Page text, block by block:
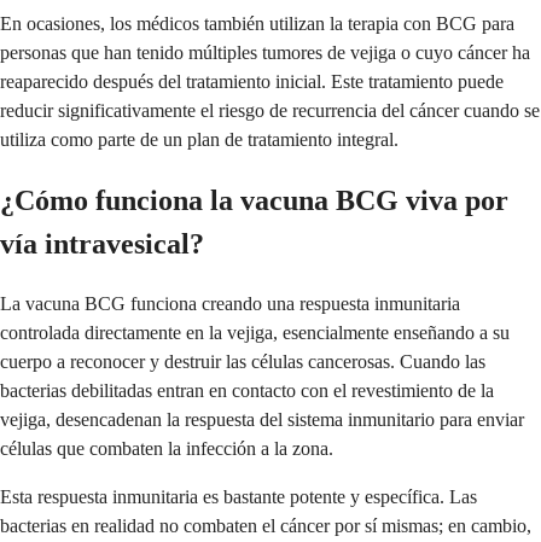
En ocasiones, los médicos también utilizan la terapia con BCG para
personas que han tenido múltiples tumores de vejiga o cuyo cáncer ha
reaparecido después del tratamiento inicial. Este tratamiento puede
reducir significativamente el riesgo de recurrencia del cáncer cuando se
utiliza como parte de un plan de tratamiento integral.
¿Cómo funciona la vacuna BCG viva por
vía intravesical?
La vacuna BCG funciona creando una respuesta inmunitaria
controlada directamente en la vejiga, esencialmente enseñando a su
cuerpo a reconocer y destruir las células cancerosas. Cuando las
bacterias debilitadas entran en contacto con el revestimiento de la
vejiga, desencadenan la respuesta del sistema inmunitario para enviar
células que combaten la infección a la zona.
Esta respuesta inmunitaria es bastante potente y específica. Las
bacterias en realidad no combaten el cáncer por sí mismas; en cambio,